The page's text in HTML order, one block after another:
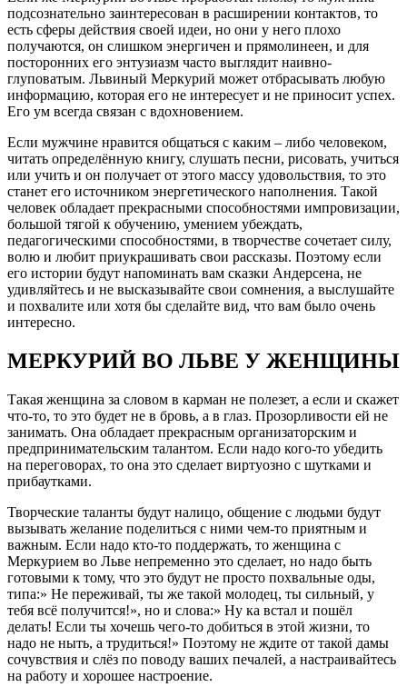
подсознательно заинтересован в расширении контактов, то
есть сферы действия своей идеи, но они у него плохо
получаются, он слишком энергичен и прямолинеен, и для
посторонних его энтузиазм часто выглядит наивно-
глуповатым. Львиный Меркурий может отбрасывать любую
информацию, которая его не интересует и не приносит успех.
Его ум всегда связан с вдохновением.
Если мужчине нравится общаться с каким – либо человеком,
читать определённую книгу, слушать песни, рисовать, учиться
или учить и он получает от этого массу удовольствия, то это
станет его источником энергетического наполнения. Такой
человек обладает прекрасными способностями импровизации,
большой тягой к обучению, умением убеждать,
педагогическими способностями, в творчестве сочетает силу,
волю и любит приукрашивать свои рассказы. Поэтому если
его истории будут напоминать вам сказки Андерсена, не
удивляйтесь и не высказывайте свои сомнения, а выслушайте
и похвалите или хотя бы сделайте вид, что вам было очень
интересно.
МЕРКУРИЙ ВО ЛЬВЕ У ЖЕНЩИНЫ
Такая женщина за словом в карман не полезет, а если и скажет
что-то, то это будет не в бровь, а в глаз. Прозорливости ей не
занимать. Она обладает прекрасным организаторским и
предпринимательским талантом. Если надо кого-то убедить
на переговорах, то она это сделает виртуозно с шутками и
прибаутками.
Творческие таланты будут налицо, общение с людьми будут
вызывать желание поделиться с ними чем-то приятным и
важным. Если надо кто-то поддержать, то женщина с
Меркурием во Льве непременно это сделает, но надо быть
готовыми к тому, что это будут не просто похвальные оды,
типа:» Не переживай, ты же такой молодец, ты сильный, у
тебя всё получится!», но и слова:» Ну ка встал и пошёл
делать! Если ты хочешь чего-то добиться в этой жизни, то
надо не ныть, а трудиться!» Поэтому не ждите от такой дамы
сочувствия и слёз по поводу ваших печалей, а настраивайтесь
на работу и хорошее настроение.